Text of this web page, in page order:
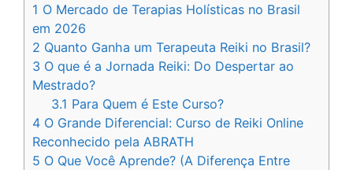
1 O Mercado de Terapias Holísticas no Brasil
em 2026
2 Quanto Ganha um Terapeuta Reiki no Brasil?
3 O que é a Jornada Reiki: Do Despertar ao
Mestrado?
3.1 Para Quem é Este Curso?
4 O Grande Diferencial: Curso de Reiki Online
Reconhecido pela ABRATH
5 O Que Você Aprende? (A Diferença Entre